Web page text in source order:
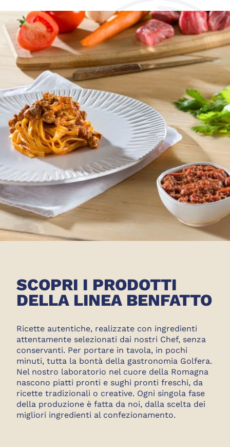
SCOPRI I PRODOTTI
DELLA LINEA BENFATTO
Ricette autentiche, realizzate con ingredienti
attentamente selezionati dai nostri Chef, senza
conservanti. Per portare in tavola, in pochi
minuti, tutta la bontà della gastronomia Golfera.
Nel nostro laboratorio nel cuore della Romagna
nascono piatti pronti e sughi pronti freschi, da
ricette tradizionali o creative. Ogni singola fase
della produzione è fatta da noi, dalla scelta dei
migliori ingredienti al confezionamento.